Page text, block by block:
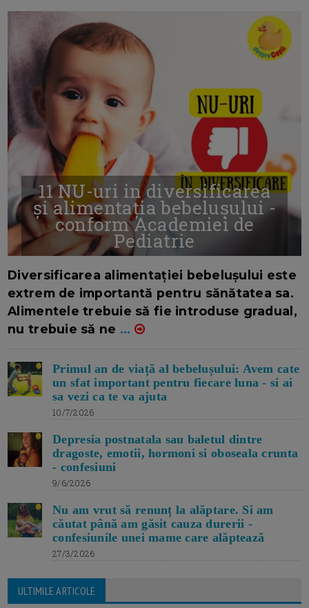
11 NU-uri in diversificarea
și alimentația bebelușului -
conform Academiei de
Pediatrie
Diversificarea alimentației bebelușului este
extrem de importantă pentru sănătatea sa.
Alimentele trebuie să fie introduse gradual,
nu trebuie să ne ...
Primul an de viață al bebelușului: Avem cate
un sfat important pentru fiecare luna - si ai
sa vezi ca te va ajuta
10/7/2026
Depresia postnatala sau baletul dintre
dragoste, emotii, hormoni si oboseala crunta
- confesiuni
9/6/2026
Nu am vrut să renunț la alăptare. Si am
căutat până am găsit cauza durerii -
confesiunile unei mame care alăptează
27/3/2026
ULTIMILE ARTICOLE